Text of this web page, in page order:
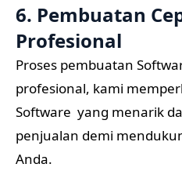
6. Pembuatan
Profesional
Proses pembuatan
profesional, kami
Software yang menarik
penjualan demi
Anda.